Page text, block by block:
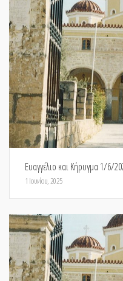
Ευαγγέλιο και Κήρυγμα 1/6/
1 Ιουνίου, 2025